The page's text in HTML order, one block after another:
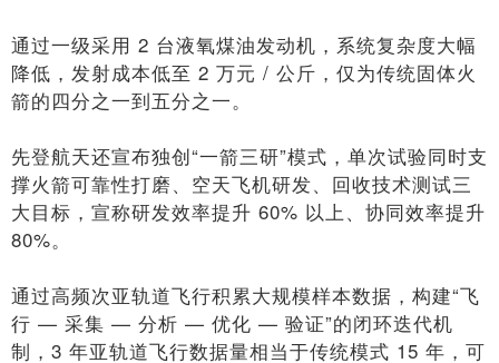
通过一级采用 2 台液氧煤油发动机，系统复杂度大幅
降低，发射成本低至 2 万元 / 公斤，仅为传统固体火
箭的四分之一到五分之一。
先登航天还宣布独创“一箭三研”模式，单次试验同时支
撑火箭可靠性打磨、空天飞机研发、回收技术测试三
大目标，宣称研发效率提升 60% 以上、协同效率提升
80%。
通过高频次亚轨道飞行积累大规模样本数据，构建“飞
行 — 采集 — 分析 — 优化 — 验证”的闭环迭代机
制，3 年亚轨道飞行数据量相当于传统模式 15 年，可